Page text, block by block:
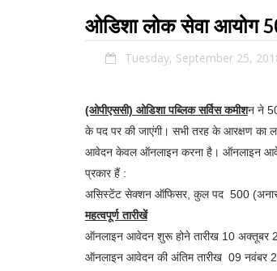
ओडिशा लोक सेवा आयोग
Tuesday, September 25,
(ओपीएससी) ओडिशा पब्लिक सर्विस कमीशन ने
के पद पर की जाएंगी। सभी तरह के आरक्षण का
आवेदन केवल ऑनलाइन करना है। ऑनलाइन
प्रकार हैं :
असिस्टेंट सेक्शन ऑफिसर, कुल पद 500
महत्वपूर्ण तारीखें
ऑनलाइन आवेदन शुरू होने तारीख 10 अक्तूबर
ऑनलाइन आवेदन की अंतिम तारीख 09 नवंबर